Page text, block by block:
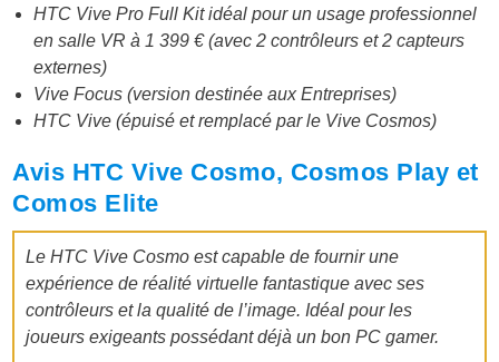
HTC Vive Pro Full Kit idéal pour un usage professionnel
en salle VR à 1 399 € (avec 2 contrôleurs et 2 capteurs
externes)
Vive Focus (version destinée aux Entreprises)
HTC Vive (épuisé et remplacé par le Vive Cosmos)
Avis HTC Vive Cosmo, Cosmos Play et
Comos Elite
LeHTC Vive Cosmo est capable de fournir une
expérience de réalité virtuelle fantastique avec ses
contrôleurs et la qualité de l’image. Idéal pour les
joueurs exigeants possédant déjà un bon PC gamer.